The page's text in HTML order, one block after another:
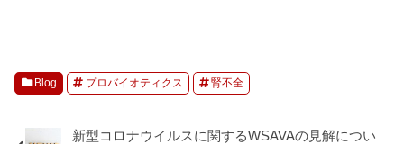
Blog プロバイオティクス 腎不全
新型コロナウイルスに関するWSAVAの見解につい